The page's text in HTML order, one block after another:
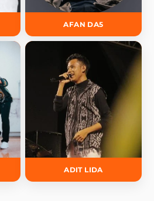
AFAN DA5
ADIT LIDA